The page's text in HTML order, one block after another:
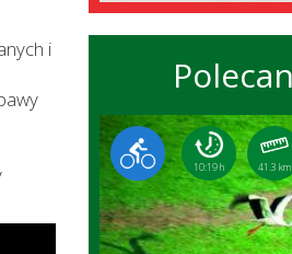
i
10:19 h 41.3 km